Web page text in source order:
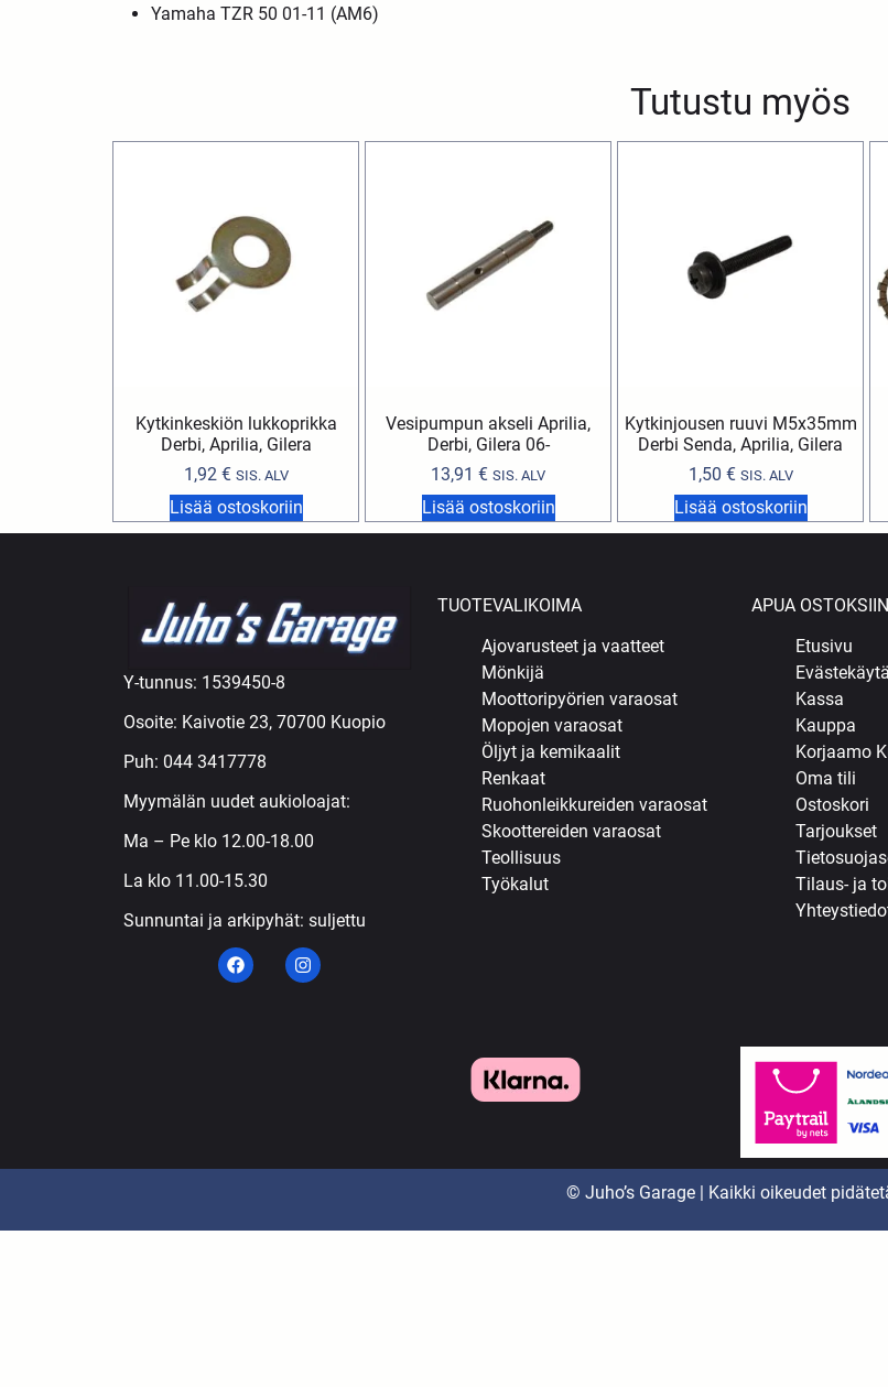
Yamaha TZR 50 01-11 (AM6)
Tutustu myös
Kytkinkeskiön lukkoprikka
Derbi, Aprilia, Gilera
1,92 € SIS. ALV
Lisää ostoskoriin
Vesipumpun akseli Aprilia,
Derbi, Gilera 06-
13,91 € SIS. ALV
Lisää ostoskoriin
Kytkinjousen ruuvi M5x35mm
Derbi Senda, Aprilia, Gilera
1,50 € SIS. ALV
Lisää ostoskoriin
Y-tunnus: 1539450-8
Osoite: Kaivotie 23, 70700 Kuopio
Puh: 044 3417778
Myymälän uudet aukioloajat:
Ma – Pe klo 12.00-18.00
La klo 11.00-15.30
Sunnuntai ja arkipyhät: suljettu
TUOTEVALIKOIMA
Ajovarusteet ja vaatteet
Mönkijä
Moottoripyörien varaosat
Mopojen varaosat
Öljyt ja kemikaalit
Renkaat
Ruohonleikkureiden varaosat
Skoottereiden varaosat
Teollisuus
Työkalut
APUA OSTOKSIIN
Etusivu
Kassa
Kauppa
Korjaamo
Oma tili
Ostoskori
Tarjoukset
Tilaus- ja
© Juho’s Garage | Kaikki oikeudet